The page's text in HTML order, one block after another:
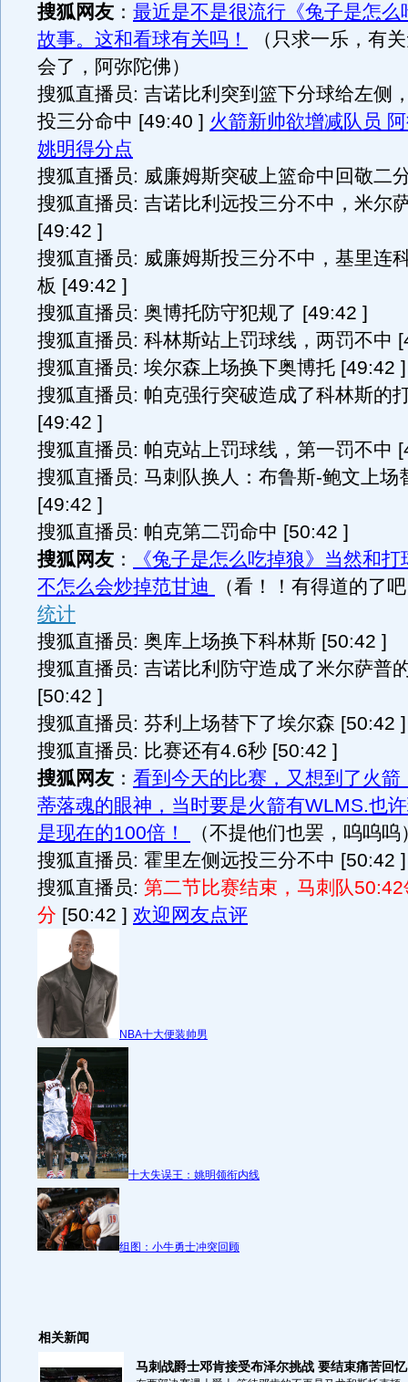
搜狐网友 ： 最近是不是很流行《兔子是怎么
故事。这和看球有关吗！
（只求一乐，有
会了，阿弥陀佛）
搜狐直播员: 吉诺比利突到篮下分球给左侧
投三分命中 [49:40 ] 火箭新帅欲增减队员
姚明得分点
搜狐直播员: 威廉姆斯突破上篮命中回敬二
搜狐直播员: 吉诺比利远投三分不中，米尔
[49:42 ]
搜狐直播员: 威廉姆斯投三分不中，基里连
板 [49:42 ]
搜狐直播员: 奥博托防守犯规了 [49:42 ]
搜狐直播员: 科林斯站上罚球线，两罚不中
搜狐直播员: 埃尔森上场换下奥博托 [49:42 ]
搜狐直播员: 帕克强行突破造成了科林斯的
[49:42 ]
搜狐直播员: 帕克站上罚球线，第一罚不中
搜狐直播员: 马刺队换人：布鲁斯-鲍文上场
[49:42 ]
搜狐直播员: 帕克第二罚命中 [50:42 ]
搜狐网友 ：
《兔子是怎么吃掉狼》当然和
不怎么会炒掉范甘迪
（看！！有得道的了
统计
搜狐直播员: 奥库上场换下科林斯 [50:42 ]
搜狐直播员: 吉诺比利防守造成了米尔萨普
[50:42 ]
搜狐直播员: 芬利上场替下了埃尔森 [50:42 ]
搜狐直播员: 比赛还有4.6秒 [50:42 ]
搜狐网友 ： 看到今天的比赛，又想到了火箭
蒂落魂的眼神，当时要是火箭有WLMS.也
是现在的100倍！
（不提他们也罢，呜呜呜
搜狐直播员: 霍里左侧远投三分不中 [50:42 ]
搜狐直播员: 第二节比赛结束，马刺队
分 [50:42 ] 欢迎网友点评
NBA十大便装帅男
十大失误王：姚明领衔内线
组图：小牛勇士冲突回顾
相关新闻
马刺战爵士邓肯接受布泽尔挑战 要结束痛苦回忆